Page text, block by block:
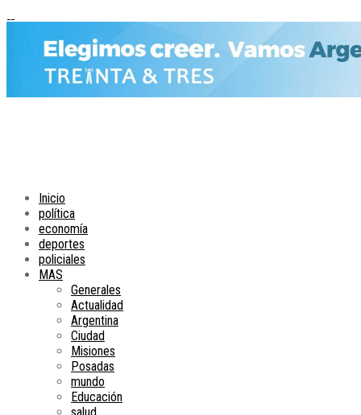
Inicio
política
economía
deportes
policiales
MAS
Generales
Actualidad
Argentina
Ciudad
Misiones
Posadas
mundo
Educación